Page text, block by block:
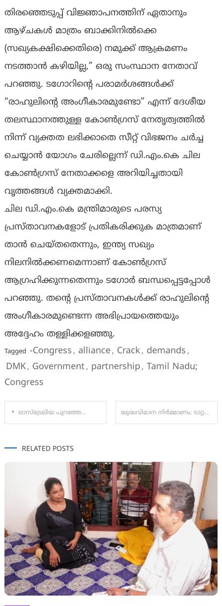
തിരഞ്ഞെടുപ്പ് വിജ്ഞാപനത്തിന് ഏതാനും
ആഴ്ചകൾ മാത്രം ബാക്കിനിൽക്കെ
(സഖ്യകക്ഷിക്കെതിരെ) നമുക്ക് ആക്രമണം
നടത്താൻ കഴിയില്ല,” ഒരു സംസ്ഥാന നേതാവ്
പറഞ്ഞു. ടഗോറിൻ്റെ പരാമർശങ്ങൾക്ക്
“രാഹുലിൻ്റെ അംഗീകാരമുണ്ടോ” എന്ന് ദേശീയ
തലസ്ഥാനത്തുള്ള കോൺഗ്രസ് നേതൃത്വത്തിൽ
നിന്ന് വ്യക്തത ലഭിക്കാതെ സീറ്റ് വിഭജനം ചർച്ച
ചെയ്യാൻ യോഗം ചേരില്ലെന്ന് ഡി.എം.കെ ചില
കോൺഗ്രസ് നേതാക്കളെ അറിയിച്ചതായി
വൃത്തങ്ങൾ വ്യക്തമാക്കി.
ചില ഡി.എം.കെ മന്ത്രിമാരുടെ പരസ്യ
പ്രസ്താവനകളോട് പ്രതികരിക്കുക മാത്രമാണ്
താൻ ചെയ്തതെന്നും, ഇന്ത്യ സഖ്യം
നിലനിൽക്കണമെന്നാണ് കോൺഗ്രസ്
ആഗ്രഹിക്കുന്നതെന്നും ടഗോർ ബന്ധപ്പെട്ടപ്പോൾ
പറഞ്ഞു. തൻ്റെ പ്രസ്താവനകൾക്ക് രാഹുലിന്റെ
അംഗീകാരമുണ്ടെന്ന അഭിപ്രായത്തെയും
അദ്ദേഹം തള്ളിക്കളഞ്ഞു.
Tagged -Congress , alliance, Crack , demands ,
DMK, Government , partnership , Tamil Nadu;
Congress
Post
ഓസ്ട്രേലിയ പുറത്തേക്കോ? സൂപ്പർ എട്ടിലേക്കുള്ള യാത്ര ഇനി മറ്റു ടീമുകളെ ആശ്രയിച്ചിരിക്കും യുദ്ധവിമാന നിർമ്മാണം: ടാറ്റയും എൽ ആൻഡ് ടിയും ഉൾപ്പെടെ മൂന്ന് സ്വകാര്യ കമ്പനികൾ ചുരുക്കപ്പട്ടികയിൽ
RELATED POSTS